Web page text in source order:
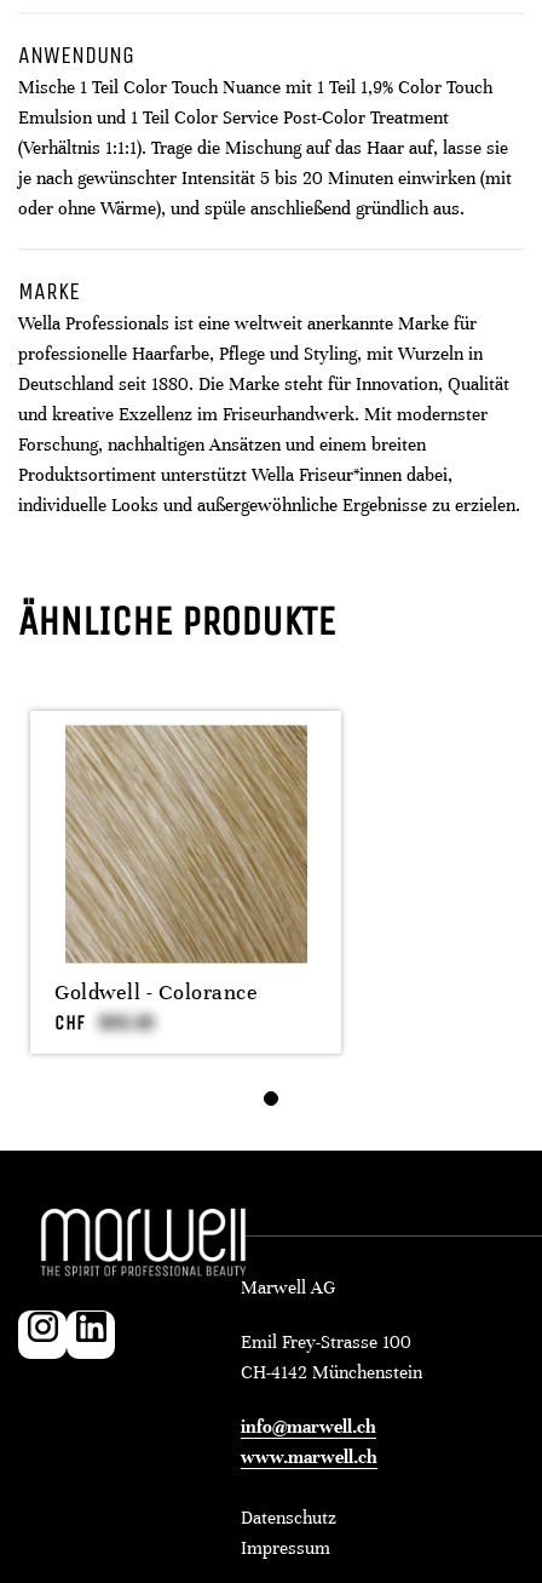
ANWENDUNG
Mische 1 Teil Color Touch Nuance mit 1 Teil 1,9% Color Touch
Emulsion und 1 Teil Color Service Post-Color Treatment
(Verhältnis 1:1:1). Trage die Mischung auf das Haar auf, lasse sie
je nach gewünschter Intensität 5 bis 20 Minuten einwirken (mit
oder ohne Wärme), und spüle anschließend gründlich aus.
MARKE
Wella Professionals ist eine weltweit anerkannte Marke für
professionelle Haarfarbe, Pflege und Styling, mit Wurzeln in
Deutschland seit 1880. Die Marke steht für Innovation, Qualität
und kreative Exzellenz im Friseurhandwerk. Mit modernster
Forschung, nachhaltigen Ansätzen und einem breiten
Produktsortiment unterstützt Wella Friseur*innen dabei,
individuelle Looks und außergewöhnliche Ergebnisse zu erzielen.
ÄHNLICHE PRODUKTE
Goldwell - Colorance
CHF
Marwell AG
Emil Frey-Strasse 100
CH-4142 Münchenstein
info@marwell.ch
www.marwell.ch
Datenschutz
Impressum